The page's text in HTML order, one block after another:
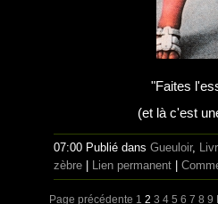
"Faites
(et là c'est
07:00 Publié dans Gueuloir,
zèbre | Lien permanent |
Page précédente 1 2 3 4 5 6 7 8 9